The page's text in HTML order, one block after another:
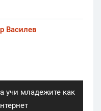
Василев
учи младежите как